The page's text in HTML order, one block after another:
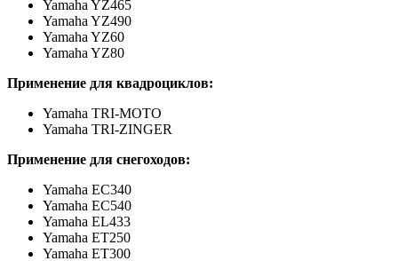
Yamaha YZ465
Yamaha YZ490
Yamaha YZ60
Yamaha YZ80
Применение для квадроциклов:
Yamaha TRI-MOTO
Yamaha TRI-ZINGER
Применение для снегоходов:
Yamaha EC340
Yamaha EC540
Yamaha EL433
Yamaha ET250
Yamaha ET300